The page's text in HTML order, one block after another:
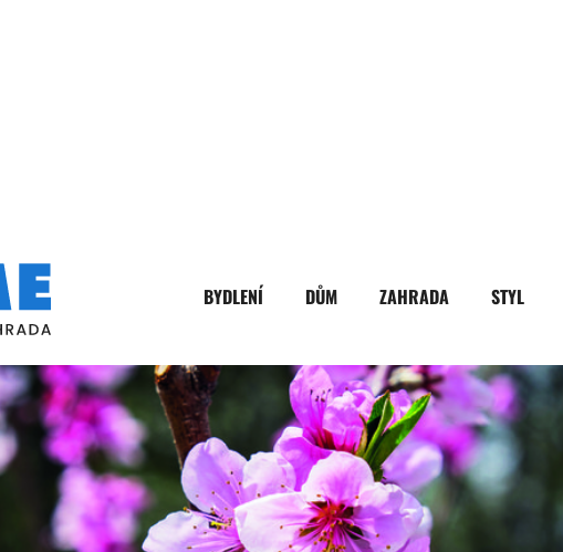
BYDLENÍ DŮM ZAHRADA STYL